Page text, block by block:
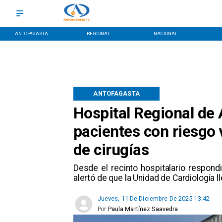
ANTOFAGASTA REGIONAL NACIONAL
Hospital Regional
pacientes con
de cirugías
Desde el recinto hospitalario
alertó de que la Unidad de Cardiología
ANTOFAGASTA
Jueves, 11 De Diciembre De 2025 13:42
Paula Martínez Saavedra
Por